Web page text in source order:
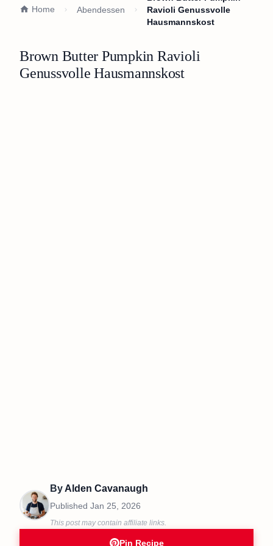
Home Abendessen
Ravioli Genussvolle
Hausmannskost
Brown Butter Pumpkin Ravioli
Genussvolle Hausmannskost
ByAlden Cavanaugh
Published Jan 25, 2026
This post may contain affiliate links.
Pin Recipe